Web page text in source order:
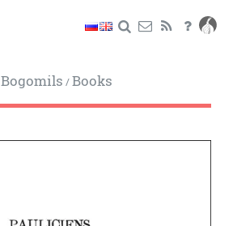
Bogomils /Books